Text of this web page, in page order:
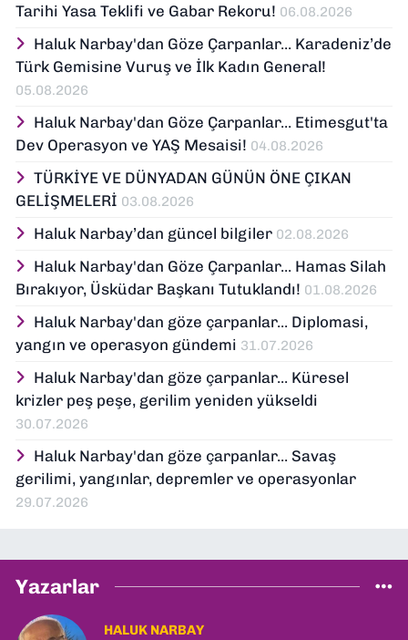
Tarihi Yasa Teklifi ve Gabar Rekoru! 06.08.2026
Haluk Narbay'dan Göze Çarpanlar... Karadeniz’de
Türk Gemisine Vuruş ve İlk Kadın General!
05.08.2026
Haluk Narbay'dan Göze Çarpanlar... Etimesgut'ta
Dev Operasyon ve YAŞ Mesaisi! 04.08.2026
TÜRKİYE VE DÜNYADAN GÜNÜN ÖNE ÇIKAN
GELİŞMELERİ 03.08.2026
Haluk Narbay’dan güncel bilgiler 02.08.2026
Haluk Narbay'dan Göze Çarpanlar... Hamas Silah
Bırakıyor, Üsküdar Başkanı Tutuklandı! 01.08.2026
Haluk Narbay'dan göze çarpanlar... Diplomasi,
yangın ve operasyon gündemi 31.07.2026
Haluk Narbay'dan göze çarpanlar... Küresel
krizler peş peşe, gerilim yeniden yükseldi
30.07.2026
Haluk Narbay'dan göze çarpanlar... Savaş
gerilimi, yangınlar, depremler ve operasyonlar
29.07.2026
Yazarlar
HALUK NARBAY